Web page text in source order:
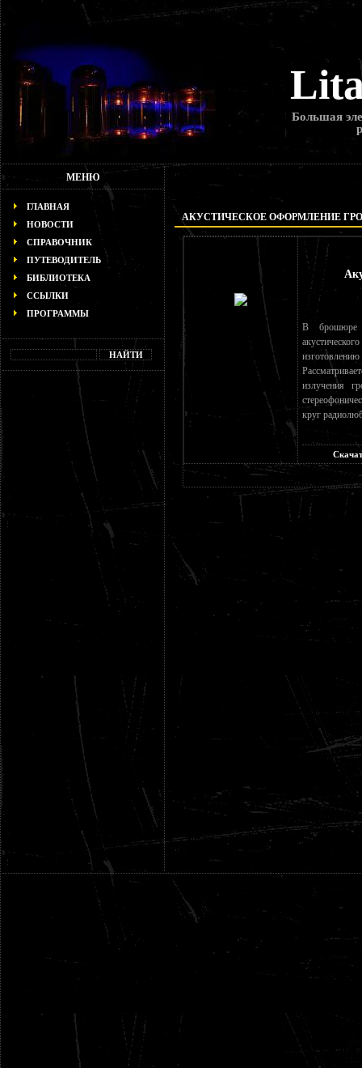
Большая
МЕНЮ
ГЛАВНАЯ
НОВОСТИ
СПРАВОЧНИК
ПУТЕВОДИТЕЛЬ
БИБЛИОТЕКА
ССЫЛКИ
ПРОГРАММЫ
АКУСТИЧЕСКОЕ ОФОРМЛЕНИЕ
В брошюре
излучения
круг